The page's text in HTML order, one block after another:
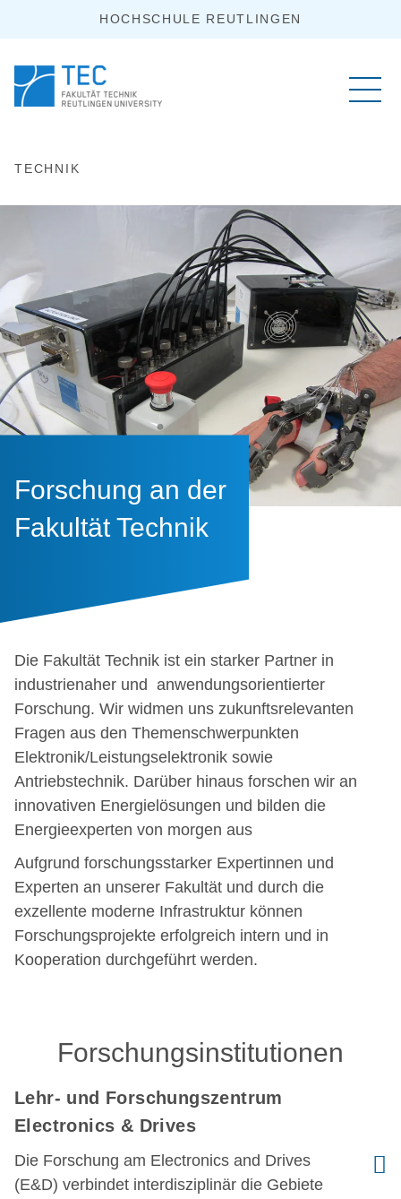
HOCHSCHULE REUTLINGEN
TECHNIK
Forschung an der
Fakultät Technik
Die Fakultät Technik ist ein starker Partner in
industrienaher und anwendungsorientierter
Forschung. Wir widmen uns zukunftsrelevanten
Fragen aus den Themenschwerpunkten
Elektronik/Leistungselektronik sowie
Antriebstechnik. Darüber hinaus forschen wir an
innovativen Energielösungen und bilden die
Energieexperten von morgen aus
Aufgrund forschungsstarker Expertinnen und
Experten an unserer Fakultät und durch die
exzellente moderne Infrastruktur können
Forschungsprojekte erfolgreich intern und in
Kooperation durchgeführt werden.
Forschungsinstitutionen
Lehr- und Forschungszentrum
Electronics & Drives
Die Forschung am Electronics and Drives
(E&D) verbindet interdisziplinär die Gebiete